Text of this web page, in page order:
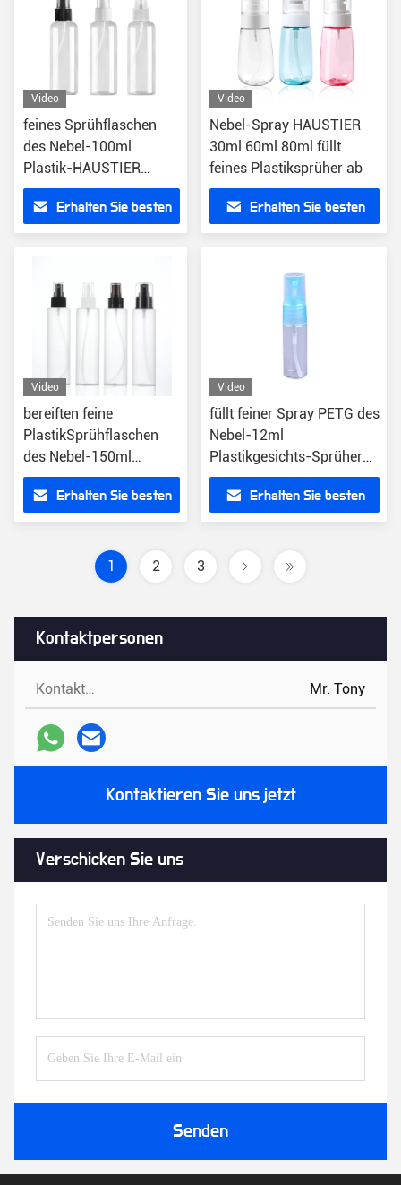
Kontaktpersonen
Kontaktpersonen: Mr. Tony
Kontaktieren Sie uns jetzt
Verschicken Sie uns
Senden
Video
feines Sprühflaschen
des Nebel-100ml
Plastik-HAUSTIER
kosmetisches Gesicht
50000pcsErhalten Sie besten
Video
Nebel-Spray HAUSTIER
30ml 60ml 80ml füllt
feines Plastiksprüher ab
Erhalten Sie besten
Video
bereiften feine
PlastikSprühflaschen
des Nebel-150ml
HAUSTIER Gesichts-
SprüherErhalten Sie besten
Video
füllt feiner Spray PETG des
Nebel-12ml
Plastikgesichts-Sprüher
ab
Erhalten Sie besten
1 2 3